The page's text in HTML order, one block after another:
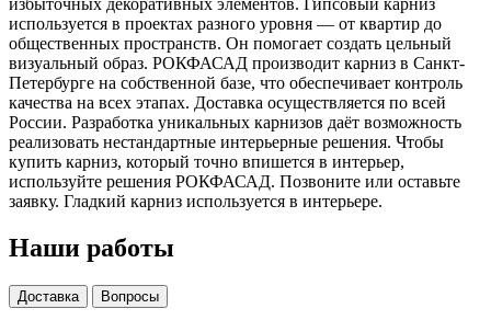
используется в проектах разного уровня — от квартир до
общественных пространств. Он помогает создать цельный
визуальный образ. РОКФАСАД производит карниз в Санкт-
Петербурге на собственной базе, что обеспечивает контроль
качества на всех этапах. Доставка осуществляется по всей
России. Разработка уникальных карнизов даёт возможность
реализовать нестандартные интерьерные решения. Чтобы
купить карниз, который точно впишется в интерьер,
используйте решения РОКФАСАД. Позвоните или оставьте
заявку. Гладкий карниз используется в интерьере.
Наши работы
Доставка Вопросы